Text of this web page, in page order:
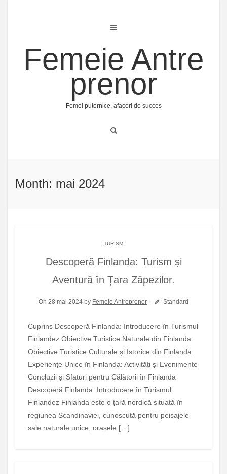
Femeie Antre
prenor
Femei puternice, afaceri de succes
Month: mai 2024
TURISM
Descoperă Finlanda: Turism și
Aventură în Țara Zăpezilor.
On 28 mai 2024 by Femeie Antreprenor Standard
Cuprins Descoperă Finlanda: Introducere în Turismul
Finlandez Obiective Turistice Naturale din Finlanda
Obiective Turistice Culturale și Istorice din Finlanda
Experiențe Unice în Finlanda: Activități și Evenimente
Concluzii și Sfaturi pentru Călătorii în Finlanda
Descoperă Finlanda: Introducere în Turismul
Finlandez Finlanda este o țară nordică situată în
regiunea Scandinaviei, cunoscută pentru peisajele
sale naturale unice, orașele […]